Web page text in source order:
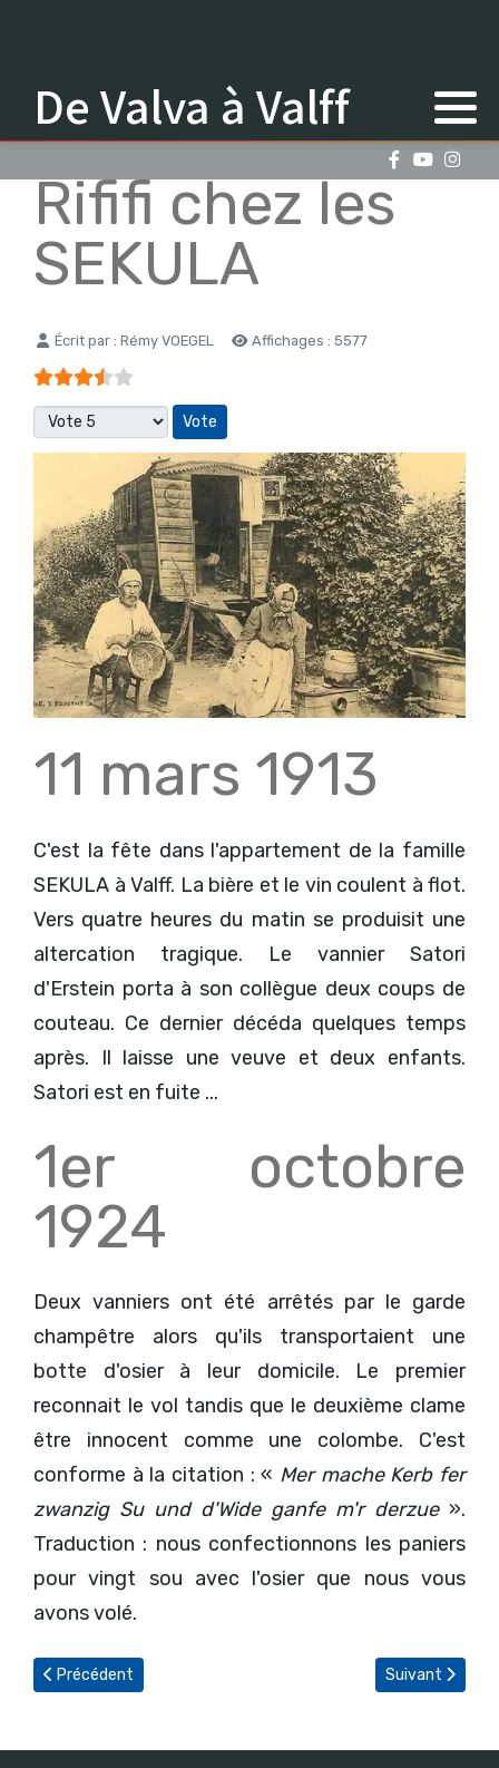
De Valva à Valff
Rififi chez les
SEKULA
Détails
Écrit par : Rémy VOEGEL Affichages : 5577
Vote utilisateur:
Veuillez voter
11 mars 1913
C'est la fête dans l'appartement de la famille
SEKULA à Valff. La bière et le vin coulent à flot.
Vers quatre heures du matin se produisit une
altercation tragique. Le vannier Satori
d'Erstein porta à son collègue deux coups de
couteau. Ce dernier décéda quelques temps
après. Il laisse une veuve et deux enfants.
Satori est en fuite ...
1er octobre
1924
Deux vanniers ont été arrêtés par le garde
champêtre alors qu'ils transportaient une
botte d'osier à leur domicile. Le premier
reconnait le vol tandis que le deuxième clame
être innocent comme une colombe. C'est
conforme à la citation : « Mer mache Kerb fer
zwanzig Su und d'Wide ganfe m'r derzue».
Traduction : nous confectionnons les paniers
pour vingt sou avec l'osier que nous vous
avons volé.
Article précédent : Le mystère de la jeune fille du puits
Précédent Article suivant
Suivant